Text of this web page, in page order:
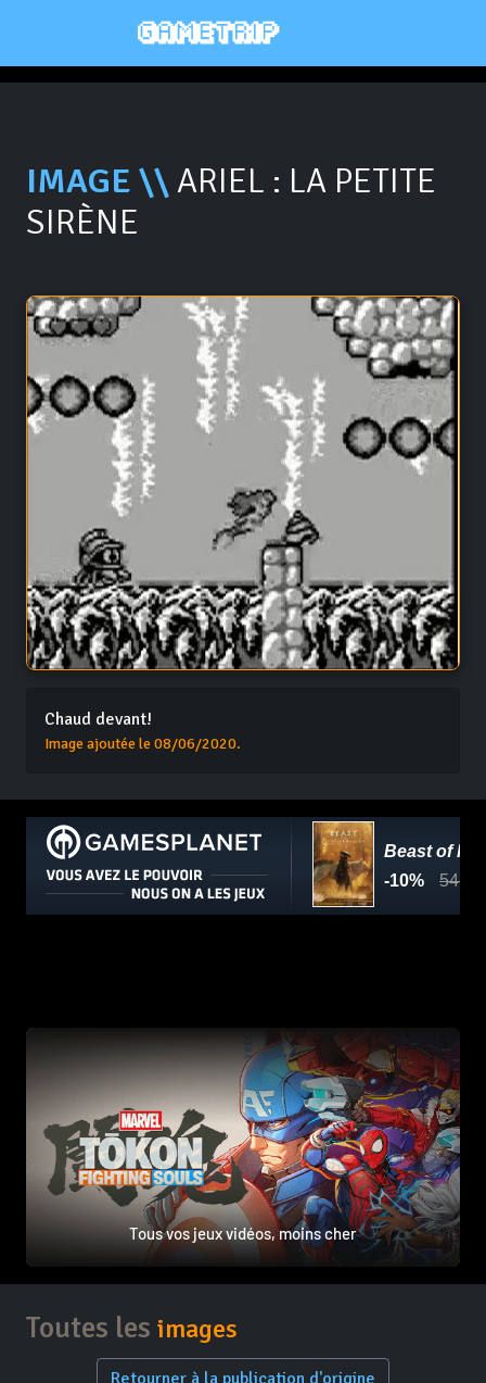
IMAGE \\ ARIEL : LA PETITE
SIRÈNE
Chaud devant!
Image ajoutée le 08/06/2020.
Tous vos jeux vidéos, moins cher
Toutes les images